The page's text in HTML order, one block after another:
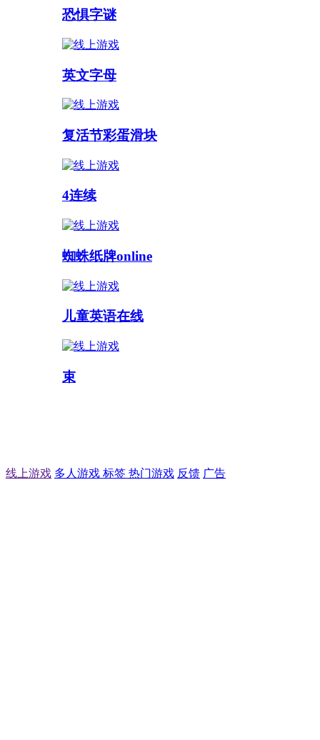
恐惧字谜
英文字母
复活节彩蛋滑块
4连续
蜘蛛纸牌online
儿童英语在线
束
线上游戏 多人游戏 标签 热门游戏 反馈 广告